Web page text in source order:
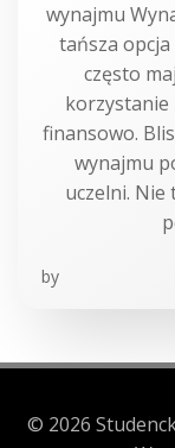
wynajmu
tańsza
często
korzystanie
finansowo.
wynajmu
uczelni. Nie
by
© 2026